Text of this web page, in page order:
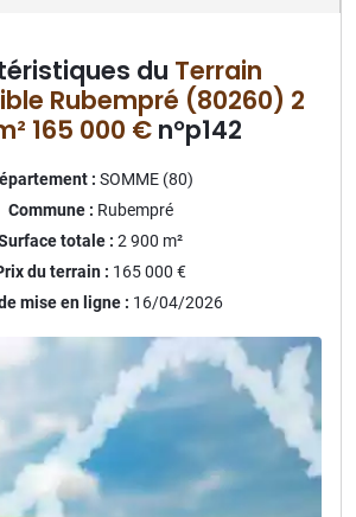
du Terrain
Rubempré (80260) 2
165 000 €n°p142
: SOMME (80)
Commune : Rubempré
totale : 2 900 m²
du terrain : 165 000 €
mise en ligne : 16/04/2026